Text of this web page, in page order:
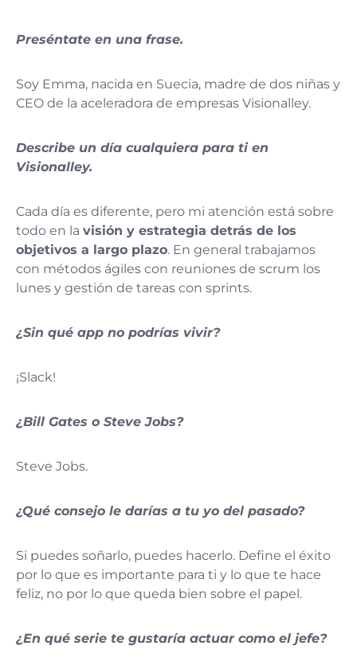
Preséntate en una frase.
Soy Emma, nacida en Suecia, madre de dos niñas y
CEO de la aceleradora de empresas Visionalley.
Describe un día cualquiera para ti en
Visionalley.
Cada día es diferente, pero mi atención está sobre
todo en la visión y estrategia detrás de los
objetivos a largo plazo. En general trabajamos
con métodos ágiles con reuniones de scrum los
lunes y gestión de tareas con sprints.
¿Sin qué app no podrías vivir?
¡Slack!
¿Bill Gates o Steve Jobs?
Steve Jobs.
¿Qué consejo le darías a tu yo del pasado?
Si puedes soñarlo, puedes hacerlo. Define el éxito
por lo que es importante para ti y lo que te hace
feliz, no por lo que queda bien sobre el papel.
¿En qué serie te gustaría actuar como el jefe?